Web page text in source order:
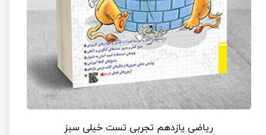
ریاضی یازدهم تجربی تست خیلی سبز